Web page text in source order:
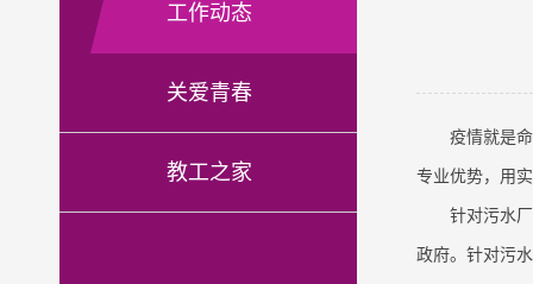
工作动态
关爱青春
教工之家
疫情就是
专业优势，用
针对污水
政府。针对污